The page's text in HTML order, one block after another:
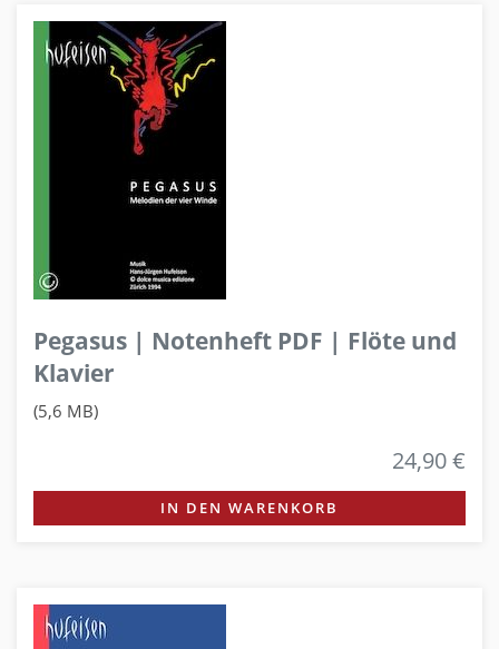
Pegasus | Notenheft PDF | Flöte und
Klavier
(5,6 MB)
24,90 €
IN DEN WARENKORB